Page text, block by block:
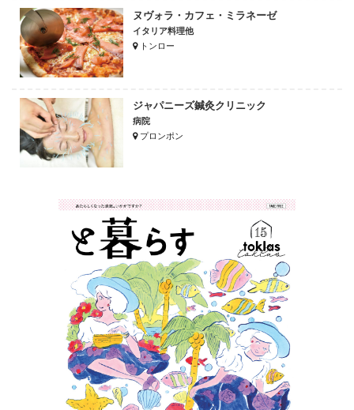
ヌヴォラ・カフェ・ミラネーゼ
イタリア料理他
トンロー
ジャパニーズ鍼灸クリニック
病院
プロンポン